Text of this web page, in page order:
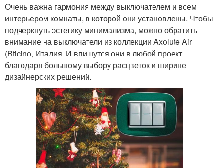
Очень важна гармония между выключателем и всем
интерьером комнаты, в которой они установлены. Чтобы
подчеркнуть эстетику минимализма, можно обратить
внимание на выключатели из коллекции Axolute Air
(Bticino, Италия. И впишутся они в любой проект
благодаря большому выбору расцветок и ширине
дизайнерских решений.